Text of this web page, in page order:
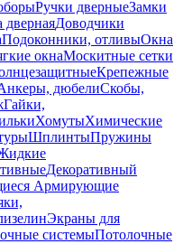
Ручки дверныеЗамки
Доводчики
Подоконники, отливыОкна
окнаМоскитные сетки
Крепежные
дюбелиСкобы,
Гайки,
ХомутыХимические
ШплинтыПружины
Декоративный
Армирующие
Экраны для
системыПотолочные